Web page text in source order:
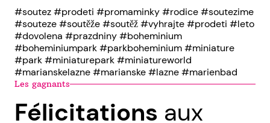
#soutez #prodeti #promaminky #rodice #soutezime
#souteze #soutěže #soutěž #vyhrajte #prodeti #leto
#dovolena #prazdniny #boheminium
#boheminiumpark #parkboheminium #miniature
#park #miniaturepark #miniatureworld
#marianskelazne #marianske #lazne #marienbad
Les gagnants
Félicitations aux